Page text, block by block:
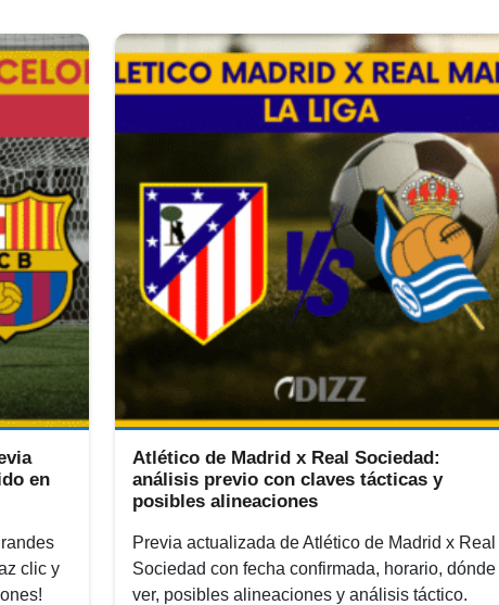
en
clic y
Atlético de Madrid x Real Sociedad:
análisis previo con claves tácticas y
posibles alineaciones
Previa actualizada de Atlético de Madrid x Real
Sociedad con fecha confirmada, horario, dónde
ver, posibles alineaciones y análisis táctico.